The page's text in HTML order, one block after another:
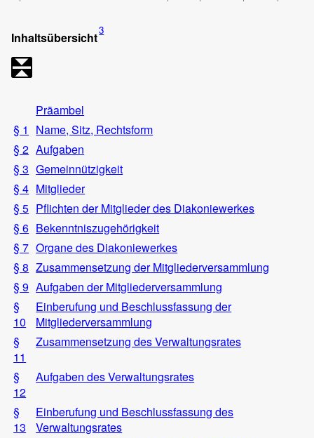
Inhaltsübersicht3
Präambel
§ 1
Name, Sitz, Rechtsform
§ 2 Aufgaben
§ 3 Gemeinnützigkeit
§ 4 Mitglieder
§ 5 Pflichten der Mitglieder des Diakoniewerkes
§ 6 Bekenntniszugehörigkeit
§ 7 Organe des Diakoniewerkes
§ 8 Zusammensetzung der Mitgliederversammlung
§ 9 Aufgaben der Mitgliederversammlung
§
10
Einberufung und Beschlussfassung der
Mitgliederversammlung
§
11
Zusammensetzung des Verwaltungsrates
§
12
Aufgaben des Verwaltungsrates
§
13
Einberufung und Beschlussfassung des
Verwaltungsrates